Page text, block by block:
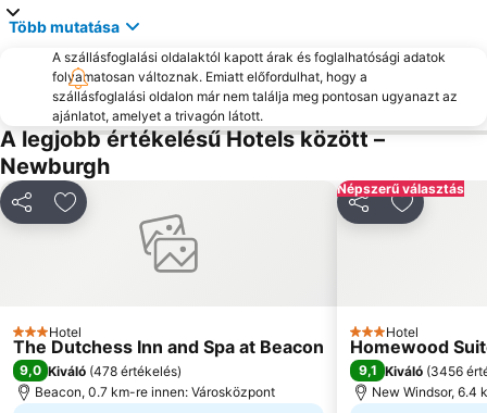
Több mutatása
A szállásfoglalási oldalaktól kapott árak és foglalhatósági adatok
folyamatosan változnak. Emiatt előfordulhat, hogy a
szállásfoglalási oldalon már nem találja meg pontosan ugyanazt az
ajánlatot, amelyet a trivagón látott.
A legjobb értékelésű Hotels között –
Newburgh
MegosztásHozzáadás a kedvencekhez
3 Kategória
Hotel
The Dutchess Inn and Spa at Beacon
9,0 Kiváló (478 értékelés)
Beacon, 0.7 km-re innen: Városközpont
Népszerű választás
Megosztás
3 Kategória
Hotel
Homewood
9,1 Kiváló (3456
New Windsor, 6.4